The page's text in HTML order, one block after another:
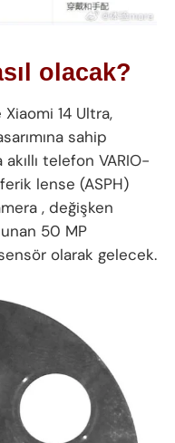
olacak?
Xiaomi 14 Ultra,
sahip
telefon VARIO-
lense (ASPH)
, değişken
50 MP
olarak gelecek.